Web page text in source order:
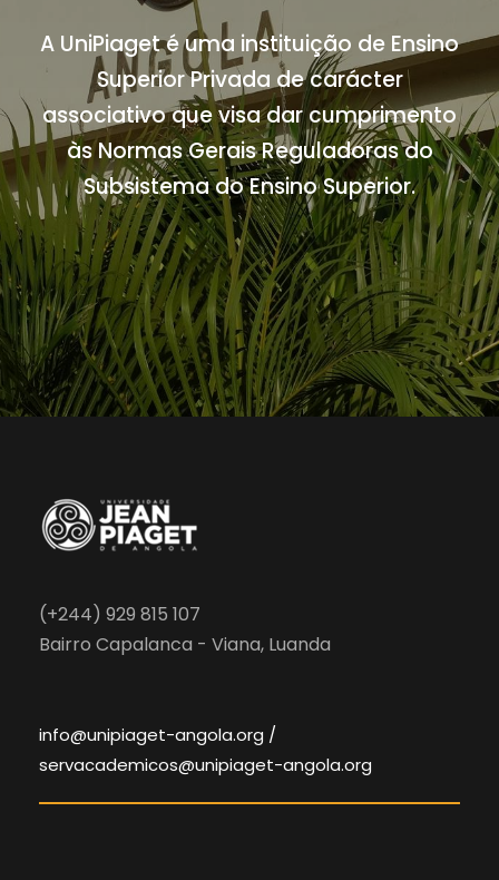
A UniPiaget é uma instituição de Ensino
Superior Privada de carácter
associativo que visa dar cumprimento
às Normas Gerais Reguladoras do
Subsistema do Ensino Superior.
(+244) 929 815 107
Bairro Capalanca - Viana, Luanda
info@unipiaget-angola.org /
servacademicos@unipiaget-angola.org